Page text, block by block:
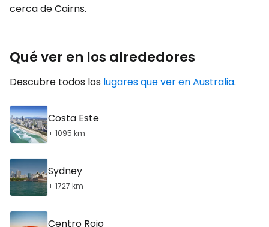
cerca de Cairns.
Qué ver en los alrededores
Descubre todos los lugares que ver en Australia.
Costa Este
+ 1095 km
Sydney
+ 1727 km
Centro Rojo